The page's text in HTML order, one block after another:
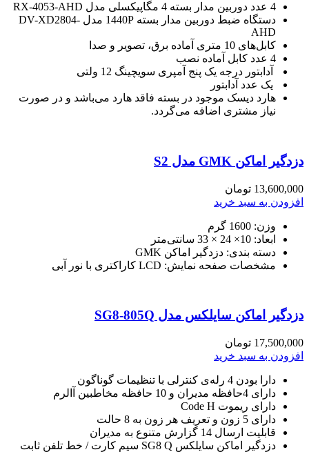
4 عدد دوربین مدار بسته
دستگاه ضبط دوربین مدار بسته
1440P مدل DV-XD2804-
AHD
کابل‌های 10 متری آماده برق، تصویر و صدا
4 عدد کابل آماده نصب
آدابتور درجه یک پنج آمپری سویچینگ 12 ولتی
یک عدد آدابتور
هارد دیسک موجود در بسته فاقد هارد می‌باشد و در صورت
نیاز مشتری اضافه می‌گردد.
دزدگیر اماکن GMK مدل S2
13,600,000 تومان
افزودن به سبد خرید
وزن: 1600 گرم
ابعاد: 10× 24 × 33 سانتی‌متر
دسته بندی: دزدگیر اماکن GMK
مشخصات صفحه نمایش: LCD کاراکتری با نور آبی
دزدگیر اماکن سایلکس مدل SG8-805Q
17,500,000 تومان
افزودن به سبد خرید
دارا بودن 4 رله‌ی کنترلی با تنظیمات گوناگون
دارای 4حافظه مدیران و 10 حافظه مخاطبین آالرم
دارای ریموت Code H
دارای 5 زون و تعریف هر زون به 8 حالت
قابلیت ارسال 14 گزارش متنوع به مدیران
دزدگیر اماکن سایلکس SG8 Q سیم کارت / خط تلفن ثابت